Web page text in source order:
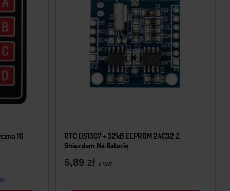
16
RTC DS1307 + 32kB EEPROM 24C32 Z
Gniazdem Na Baterię
5,89 zł z VAT